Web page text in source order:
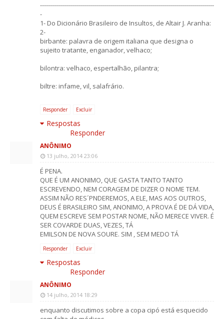
---------------------------------------------------------------------------------------
-
1- Do Dicionário Brasileiro de Insultos, de Altair J. Aranha:
2-
birbante: palavra de origem italiana que designa o
sujeito tratante, enganador, velhaco;
bilontra: velhaco, espertalhão, pilantra;
biltre: infame, vil, salafrário.
Responder Excluir
Respostas
Responder
ANÔNIMO
13 julho, 2014 23:06
É PENA.
QUE É UM ANONIMO, QUE GASTA TANTO TANTO
ESCREVENDO, NEM CORAGEM DE DIZER O NOME TEM.
ASSIM NÃO RES´PNDEREMOS, A ELE, MAS AOS OUTROS,
DEUS É BRASILEIRO SIM, ANONIMO, A PROVA É DE DÁ VIDA,
QUEM ESCREVE SEM POSTAR NOME, NÃO MERECE VIVER. É
SER COVARDE DUAS, VEZES, TÁ
EMILSON DE NOVA SOURE. SIM , SEM MEDO TÁ
Responder Excluir
Respostas
Responder
ANÔNIMO
14 julho, 2014 18:29
enquanto discutimos sobre a copa cipó está esquecido